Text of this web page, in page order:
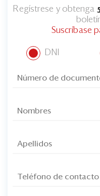
Regístrese y obtenga
Suscríbase
DNI